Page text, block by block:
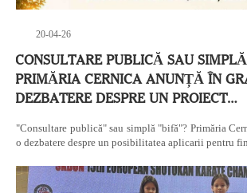
20-04-26
CONSULTARE PUBLICĂ SAU
PRIMĂRIA CERNICA ANUNȚĂ ÎN
DEZBATERE DESPRE UN PROIECT…
"Consultare publică" sau simplă "bifă"? Primăria
o dezbatere despre un posibilitatea aplicarii pentru